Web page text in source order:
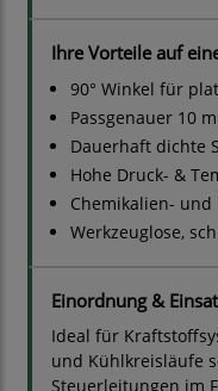
Ihre Vorteile auf
90° Winkel für
Passgenauer 10
Dauerhaft dichte
Hohe Druck- &
Chemikalien-
Werkzeuglose,
Einordnung &
Ideal für
und Kühlkreisläufe
Steuerleitungen im